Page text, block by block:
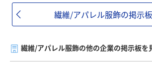
繊維/アパレル服飾の掲示
繊維/アパレル服飾の他の企業の掲示板を